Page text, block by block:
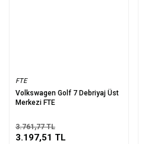
FTE
Volkswagen Golf 7 Debriyaj Üst
Merkezi FTE
3.761,77 TL
3.197,51 TL